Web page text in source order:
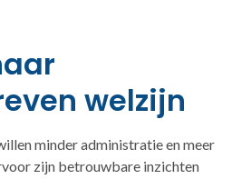
welzijn
minder administratie en meer
zijn betrouwbare inzichten